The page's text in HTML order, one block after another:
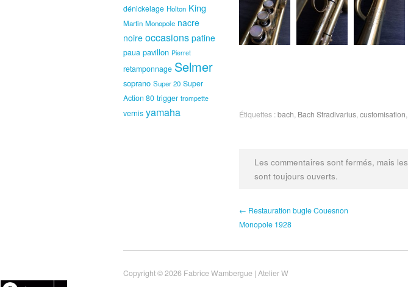
dénickelage Holton King
Martin Monopole nacre
noire occasions patine
paua pavillon Pierret
retamponnage Selmer
soprano Super 20 Super
Action 80 trigger trompette
vernis yamaha Étiquettes :bach, Bach Stradivarius,customisation,
Les commentaires sont fermés, mais les
sont toujours ouverts.
← Restauration bugle Couesnon
Monopole 1928
Copyright © 2026 Fabrice Wambergue | Atelier W